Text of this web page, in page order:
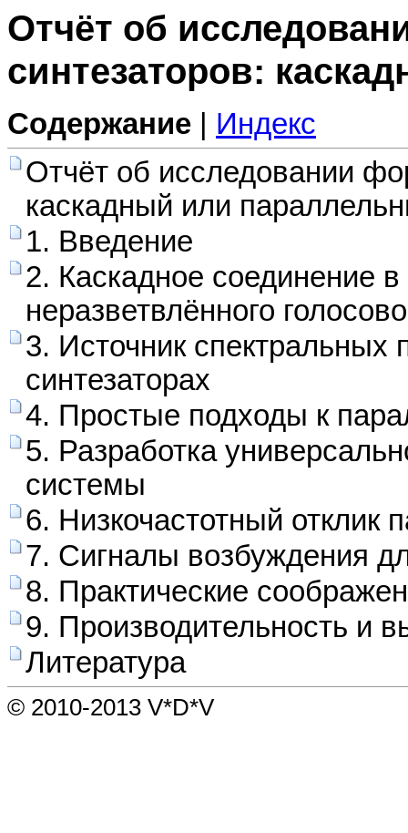
Отчёт об
синтезаторов:
Содержание
Индекс
Отчёт об исследовании
каскадный или
1. Введение
2. Каскадное соединение
неразветвлённого
3. Источник спектральных
синтезаторах
4. Простые подходы к
5. Разработка
системы
6. Низкочастотный отклик
7. Сигналы возбуждения
8. Практические
9. Производительность и
Литература
© 2010-2013 V*D*V